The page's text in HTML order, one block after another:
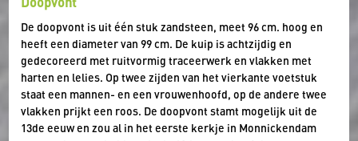
Doopvont
De doopvont is uit één stuk zandsteen, meet 96 cm. hoog en
heeft een diameter van 99 cm. De kuip is achtzijdig en
gedecoreerd met ruitvormig traceerwerk en vlakken met
harten en lelies. Op twee zijden van het vierkante voetstuk
staat een mannen- en een vrouwenhoofd, op de andere twee
vlakken prijkt een roos. De doopvont stamt mogelijk uit de
13de eeuw en zou al in het eerste kerkje in Monnickendam